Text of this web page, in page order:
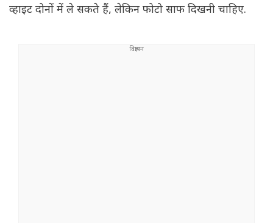
व्हाइट दोनों में ले सकते हैं, लेकिन फोटो साफ दिखनी चाहिए.